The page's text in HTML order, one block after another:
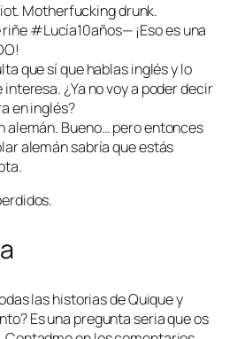
Motherfucking drunk.
‪#‎Lucía10años‬— ¡Eso es una
que sí que hablas inglés y lo
¿Ya no voy a poder decir
en inglés?
alemán. Bueno… pero entonces
alemán sabría que estás
las historias de Quique y
Es una pregunta seria que os